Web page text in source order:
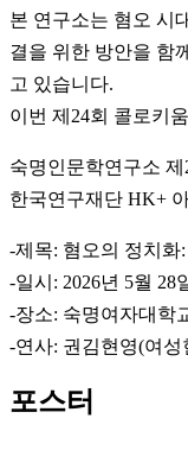
본 연구소는 혐오 시
결을 위한 방안을 함
고 있습니다.
이번 제24회 콜로키
숙명인문학연구소
한국연구재단 HK+
-제목: 혐오의 정치화
-일시: 2026년 5월 28
-장소: 숙명여자대학
-연사: 권김현영(여성
포스터